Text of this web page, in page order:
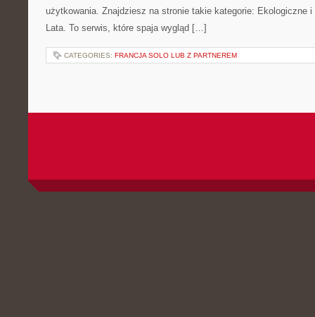
użytkowania. Znajdziesz na stronie takie kategorie: Ekologiczne
Lata. To serwis, które spaja wygląd […]
CATEGORIES: FRANCJA SOLO LUB Z PARTNEREM